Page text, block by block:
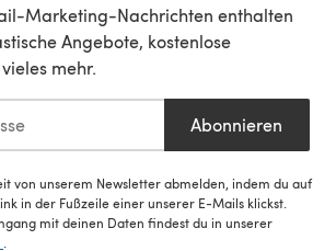
Marketing-Nachrichten enthalten
Angebote, kostenlose
mehr.
Abonnieren
von unserem Newsletter abmelden, indem du auf
in der Fußzeile einer unserer E-Mails klickst.
mit deinen Daten findest du in unserer
.